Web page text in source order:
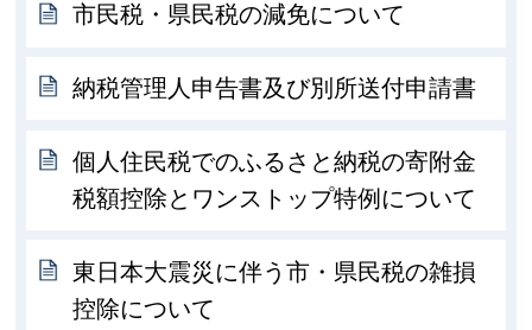
市民税・県民税の減免について
納税管理人申告書及び別所送付申請書
個人住民税でのふるさと納税の寄附金
税額控除とワンストップ特例について
東日本大震災に伴う市・県民税の雑損
控除について